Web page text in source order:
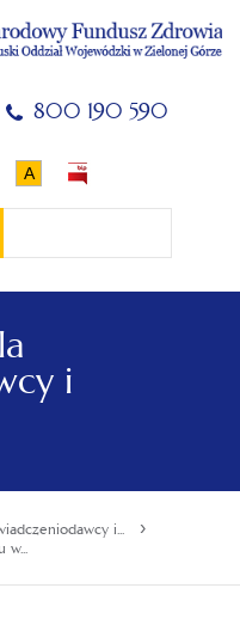
800 190 590
A
i
i... ›
w...